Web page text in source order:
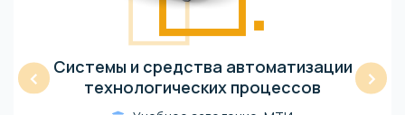
‹
Системы и средства автоматизации
технологических процессов
›